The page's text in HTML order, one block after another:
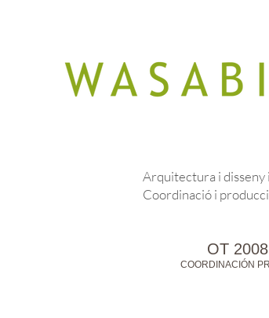
Arquitectura i
Coordinació i
COORDINACIÓN
OT